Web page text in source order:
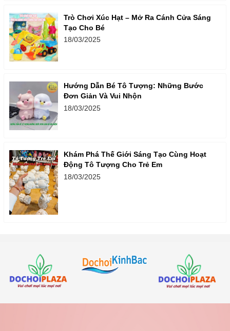
Trò Chơi Xúc Hạt – Mở Ra Cánh Cửa Sáng
Tạo Cho Bé
18/03/2025
Hướng Dẫn Bé Tô Tượng: Những Bước
Đơn Giản Và Vui Nhộn
18/03/2025
Khám Phá Thế Giới Sáng Tạo Cùng Hoạt
Động Tô Tượng Cho Trẻ Em
18/03/2025